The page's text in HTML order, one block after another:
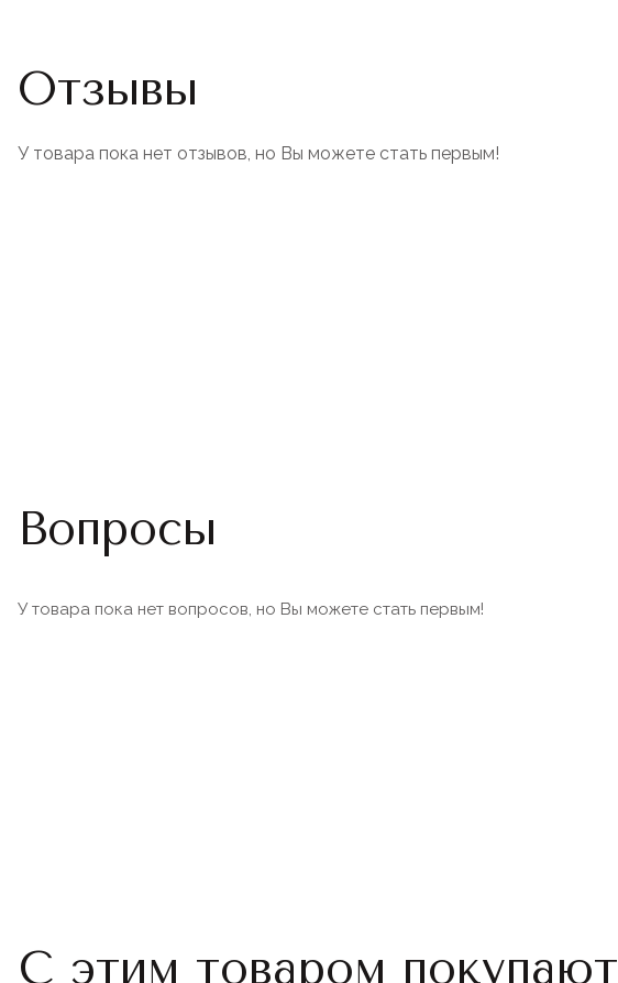
Отзывы
У товара пока нет отзывов, но Вы можете стать первым!
Вопросы
У товара пока нет вопросов, но Вы можете стать первым!
С этим товаром покупают